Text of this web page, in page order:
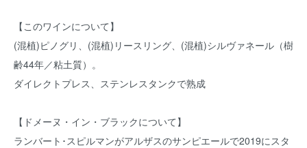
【このワインについて】
(混植)ピノグリ、(混植)リースリング、(混植)シルヴァネール（樹
齢44年／粘土質）。
ダイレクトプレス、ステンレスタンクで熟成
【ドメーヌ・イン・ブラックについて】
ランバート･スピルマンがアルザスのサンピエールで2019にスタ